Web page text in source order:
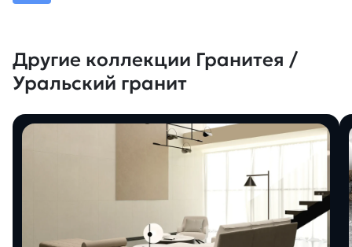
Другие коллекции Гранитея /
Уральский гранит